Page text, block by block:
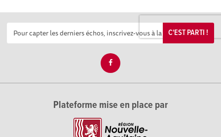
C'EST PARTI !
Plateforme mise en place par